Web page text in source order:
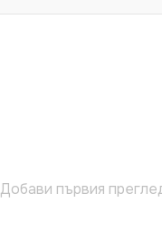
Добави първия